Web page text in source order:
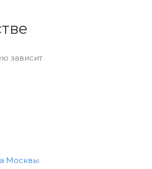
зависит
Москвы